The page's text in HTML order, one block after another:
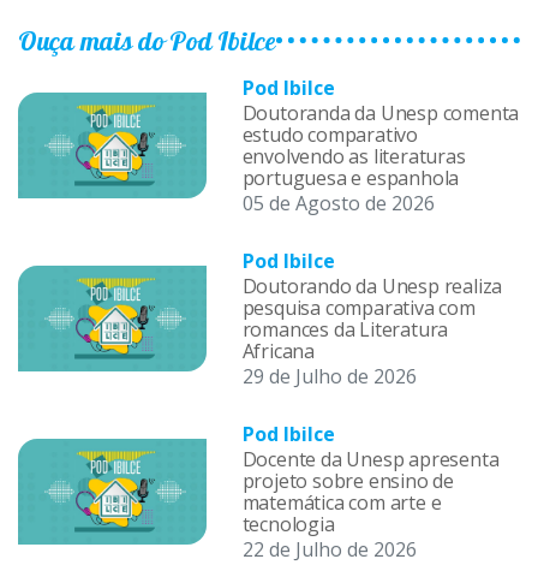
Ouça mais do Pod Ibilce
Pod Ibilce
Doutoranda da Unesp comenta
estudo comparativo
envolvendo as literaturas
portuguesa e espanhola
05 de Agosto de 2026
Pod Ibilce
Doutorando da Unesp realiza
pesquisa comparativa com
romances da Literatura
Africana
29 de Julho de 2026
Pod Ibilce
Docente da Unesp apresenta
projeto sobre ensino de
matemática com arte e
tecnologia
22 de Julho de 2026